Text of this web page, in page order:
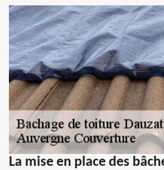
La mise en place des